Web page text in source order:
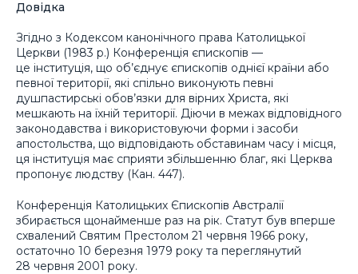
Довідка
Згідно з Кодексом канонічного права Католицької
Церкви (1983 р.) Конференція єпископів —
це інституція, що об’єднує єпископів однієї країни або
певної території, які спільно виконують певні
душпастирські обов’язки для вірних Христа, які
мешкають на їхній території. Діючи в межах відповідного
законодавства і використовуючи форми і засоби
апостольства, що відповідають обставинам часу і місця,
ця інституція має сприяти збільшенню благ, які Церква
пропонує людству (Кан. 447).
Конференція Католицьких Єпископів Австралії
збирається щонайменше раз на рік. Статут був вперше
схвалений Святим Престолом 21 червня 1966 року,
остаточно 10 березня 1979 року та переглянутий
28 червня 2001 року.